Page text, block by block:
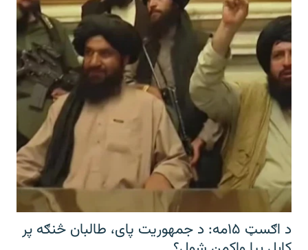
د اګسټ ۱۵مه: د جمهوریت پای، طالبان څنګه پر